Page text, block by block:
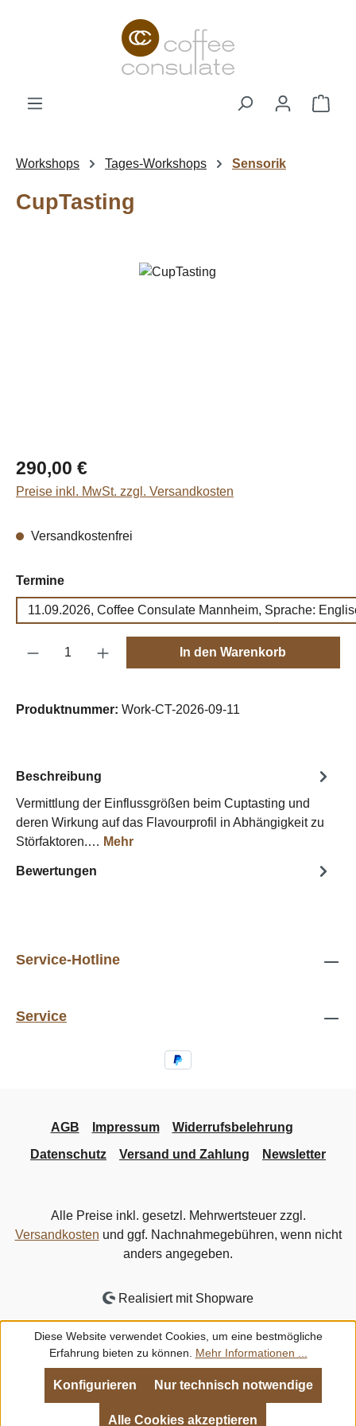
Zum Hauptinhalt springen
Workshops Tages-Workshops Sensorik
CupTasting
Bildergalerie überspringen
Regulärer Preis:
290,00 €
Preise inkl. MwSt. zzgl. Versandkosten
Versandkostenfrei
Termineauswählen
11.09.2026, Coffee Consulate Mannheim, Sprache:
Produkt Anzahl: Gib den gewünschten
In den Warenkorb
Produktnummer: Work-CT-2026-09-11
Beschreibung
Vermittlung der Einflussgrößen beim Cuptasting und
deren Wirkung auf das Flavourprofil in Abhängigkeit zu
Störfaktoren.… Mehr
Bewertungen
Service-Hotline
Service
AGB Impressum
Widerrufsbelehrung
Datenschutz
Versand und Zahlung Newsletter
Alle Preise inkl. gesetzl. Mehrwertsteuer zzgl.
Versandkosten und ggf. Nachnahmegebühren, wenn nicht
anders angegeben.
Realisiert mit Shopware
Diese Website verwendet Cookies, um eine bestmögliche
Erfahrung bieten zu können. Mehr Informationen ...
Nur technisch notwendige
Konfigurieren
Alle Cookies akzeptieren